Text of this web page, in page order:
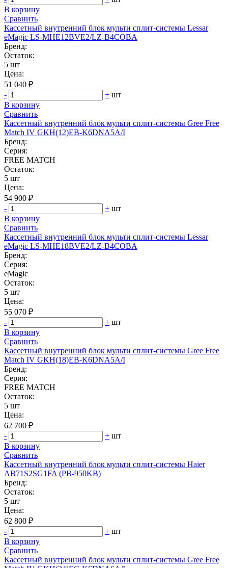
В корзину
Сравнить
Кассетный внутренний блок мульти сплит-системы Lessar
eMagic LS-MHE12BVE2/LZ-B4COBA
Бренд:
Остаток:
5 шт
Цена:
51 040 ₽
-
+ шт
В корзину
Сравнить
Кассетный внутренний блок мульти сплит-системы Gree Free
Match IV GKH(12)EB-K6DNA5A/I
Бренд:
Серия:
FREE MATCH
Остаток:
5 шт
Цена:
54 900 ₽
-
+ шт
В корзину
Сравнить
Кассетный внутренний блок мульти сплит-системы Lessar
eMagic LS-MHE18BVE2/LZ-B4COBA
Бренд:
Серия:
eMagic
Остаток:
5 шт
Цена:
55 070 ₽
-
+ шт
В корзину
Сравнить
Кассетный внутренний блок мульти сплит-системы Gree Free
Match IV GKH(18)EB-K6DNA5A/I
Бренд:
Серия:
FREE MATCH
Остаток:
5 шт
Цена:
62 700 ₽
-
+ шт
В корзину
Сравнить
Кассетный внутренний блок мульти сплит-системы Haier
AB71S2SG1FA (PB-950KB)
Бренд:
Остаток:
5 шт
Цена:
62 800 ₽
-
+ шт
В корзину
Сравнить
Кассетный внутренний блок мульти сплит-системы Gree Free